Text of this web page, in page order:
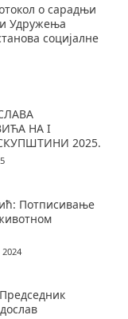
о сарадњи
Удружења
социјалне
НА I
2025.
Потписивање